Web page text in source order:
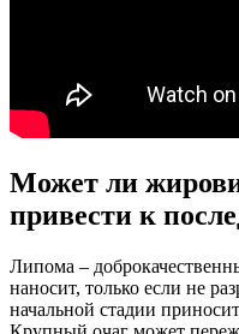
Может ли
привести к
Липома –
наносит, только если не
начальной стадии